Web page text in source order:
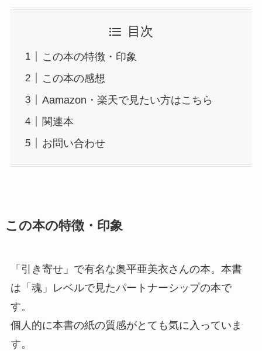
目次
この本の特徴・印象
この本の感想
Aamazon・楽天で見たい方はこちら
関連本
お問い合わせ
この本の特徴・印象
「引き寄せ」で有名な奥平亜美衣さんの本。本書
は「魂」レベルで見たパートナーシップの本で
す。
個人的に本書の紙の質感がとても気に入っていま
す。